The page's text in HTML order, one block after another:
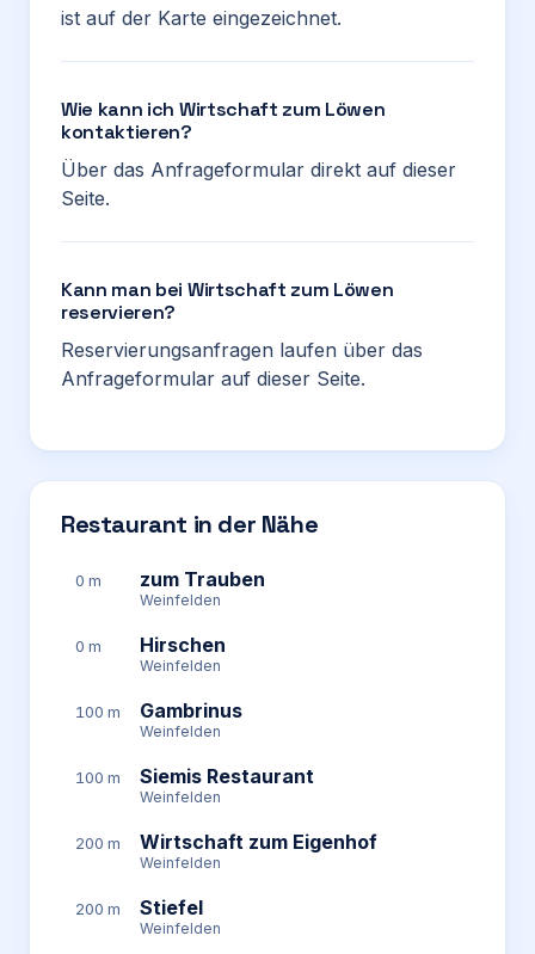
ist auf der Karte eingezeichnet.
Wie kann ich Wirtschaft zum Löwen
kontaktieren?
Über das Anfrageformular direkt auf dieser
Seite.
Kann man bei Wirtschaft zum Löwen
reservieren?
Reservierungsanfragen laufen über das
Anfrageformular auf dieser Seite.
Restaurant in der Nähe
0 m zum Trauben
Weinfelden
0 m Hirschen
Weinfelden
100 m Gambrinus
Weinfelden
100 m Siemis Restaurant
Weinfelden
200 m Wirtschaft zum Eigenhof
Weinfelden
200 m Stiefel
Weinfelden